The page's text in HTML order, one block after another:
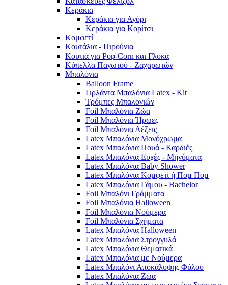
Κεράκια
Κεράκια για Αγόρι
Κεράκια για Κορίτσι
Κομφετί
Κουτάλια - Πιρούνια
Κουτιά για Pop-Corn και Γλυκά
Κύπελλα Παγωτού - Ζαχαρωτών
Μπαλόνια
Balloon Frame
Γιρλάντα Μπαλόνια Latex - Kit
Τρόμπες Μπαλονιών
Foil Μπαλόνια Ζώα
Foil Μπαλόνια Ήρωες
Foil Μπαλόνια Λέξεις
Latex Μπαλόνια Μονόχρωμα
Latex Μπαλόνια Πουά - Καρδιές
Latex Μπαλόνια Ευχές - Μηνύματα
Latex Μπαλόνια Baby Shower
Latex Μπαλόνια Κομφετί ή Πομ Πομ
Latex Μπαλόνια Γάμου - Bachelor
Foil Μπαλόνι Γράμματα
Foil Μπαλόνια Halloween
Foil Μπαλόνια Νούμερα
Foil Μπαλόνια Σχήματα
Latex Μπαλόνια Halloween
Latex Μπαλόνια Στρογγυλά
Latex Μπαλόνια Θεματικά
Latex Μπαλόνια με Νούμερα
Latex Μπαλόνι Αποκάλυψης Φύλου
Latex Μπαλόνια Ζώα